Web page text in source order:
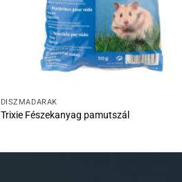
DÍSZMADARAK
Trixie Fészekanyag pamutszál